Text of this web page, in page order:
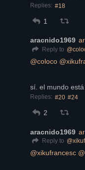
Replies: #18
1
aracnido1969
Reply to @
@coloco @
sí. el mundo
Replies: #20 #24
2
aracnido1969
Reply to @
@xikufrancesc @